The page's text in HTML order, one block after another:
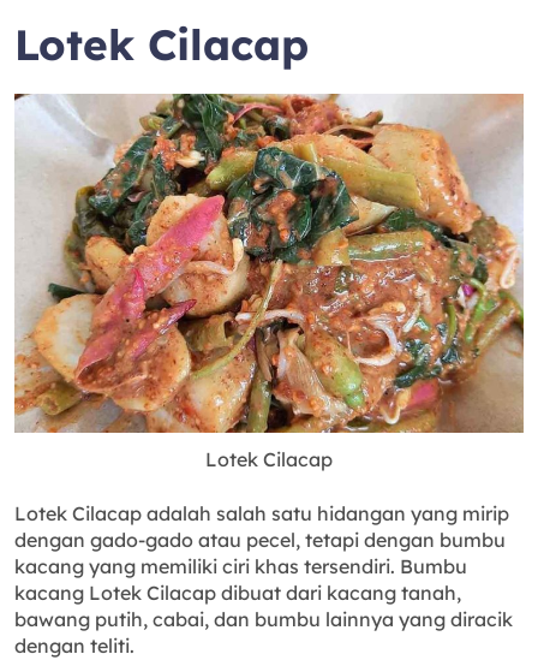
Lotek Cilacap
Lotek Cilacap
Lotek Cilacap adalah salah satu hidangan yang mirip
dengan gado-gado atau pecel, tetapi dengan bumbu
kacang yang memiliki ciri khas tersendiri. Bumbu
kacang Lotek Cilacap dibuat dari kacang tanah,
bawang putih, cabai, dan bumbu lainnya yang diracik
dengan teliti.